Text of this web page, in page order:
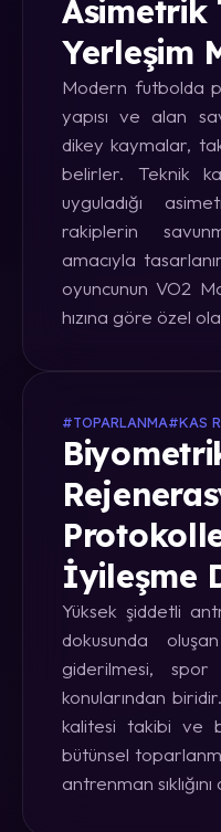
Asimetrik
Yerleşim
Modern futbolda
yapısı ve alan
dikey kaymalar,
belirler. Teknik
uyguladığı
rakiplerin
amacıyla
oyuncunun VO2
hızına göre özel
#TOPARLANMA#KAS
İyileşme
Yüksek şiddetli
dokusunda
giderilmesi,
konularından
kalitesi takibi ve
bütünsel
antrenman